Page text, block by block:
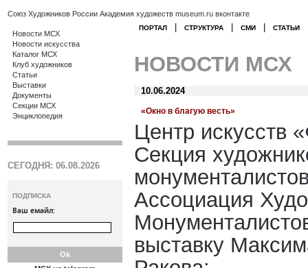
Союз Художников России Академия художеств museum.ru вконтакте
Новости МСХ
Новости искусства
Каталог МСХ
Клуб художников
Статьи
Выставки
Документы
Секции МСХ
Энциклопедия
СЕГОДНЯ: 06.08.2026
ПОДПИСКА
Ваш емайл:
ПОРТАЛ СТРУКТУРА СМИ СТАТЬИ
НОВОСТИ МСХ
10.06.2024
«Окно в благую весть»
Центр искусств
Секция
Ассоциация
выставку